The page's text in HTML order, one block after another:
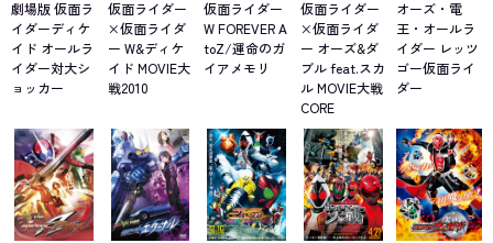
劇場版 仮面ラ
イダーディケ
イド オールラ
イダー対大シ
ョッカー
仮面ライダー
×仮面ライダ
ー W&ディケ
イド MOVIE大
戦2010
仮面ライダー
W FOREVER A
toZ/運命のガ
イアメモリ
仮面ライダー
×仮面ライダ
ー オーズ&ダ
ブル feat.スカ
ル MOVIE大戦
CORE
オーズ・電
王・オールラ
イダー レッツ
ゴー仮面ライ
ダー